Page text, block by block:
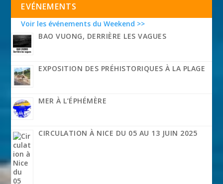
EVÉNEMENTS
Voir les événements du Weekend >>
BAO VUONG, DERRIÈRE LES VAGUES
EXPOSITION DES PRÉHISTORIQUES À LA PLAGE
MER À L’ÉPHÉMÈRE
CIRCULATION À NICE DU 05 AU 13 JUIN 2025